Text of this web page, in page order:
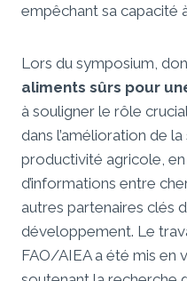
empêchant sa capacité
Lors du symposium,
aliments sûrs pour
à souligner le rôle
dans l’amélioration de
productivité agricole, en
d’informations entre
autres partenaires clés
développement. Le
FAO/AIEA a été mis en